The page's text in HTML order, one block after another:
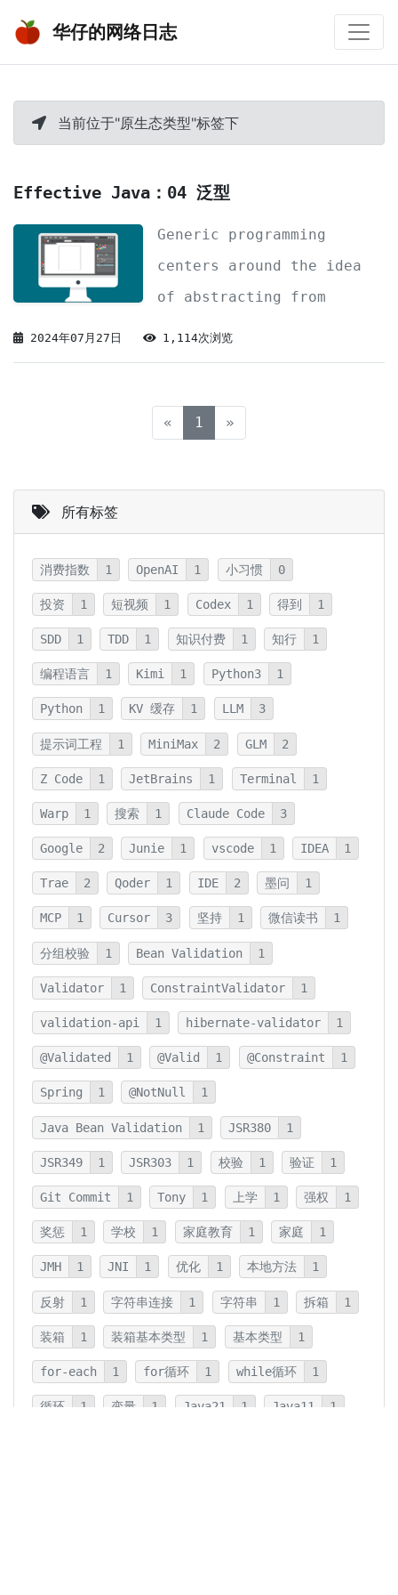
华仔的网络日志
当前位于"原生态类型"标签下
Effective Java：04 泛型
Generic programming
centers around the idea
of abstracting from
concrete, efficient
algorithms to obtain
can be combined with
2024年07月27日 1,114次浏览
« 1 (current)
»
所有标签
消费指数 1 OpenAI 1 小习惯 0
投资 1 短视频 1 Codex 1 得到 1
SDD 1 TDD 1 知识付费 1 知行 1
编程语言 1 Kimi 1 Python3 1
Python 1 KV 缓存 1 LLM 3
提示词工程 1 MiniMax 2 GLM 2
Z Code 1 JetBrains 1 Terminal 1
Warp 1 搜索 1 Claude Code 3
Google 2 Junie 1 vscode 1 IDEA 1
Trae 2 Qoder 1 IDE 2 墨问 1
MCP 1 Cursor 3 坚持 1 微信读书 1
分组校验 1 Bean Validation 1
Validator 1 ConstraintValidator 1
validation-api 1 hibernate-validator 1
@Validated 1 @Valid 1 @Constraint 1
Spring 1 @NotNull 1
Java Bean Validation 1 JSR380 1
JSR349 1 JSR303 1 校验 1 验证 1
Git Commit 1 Tony 1 上学 1 强权 1
奖惩 1 学校 1 家庭教育 1 家庭 1
JMH 1 JNI 1 优化 1 本地方法 1
反射 1 字符串连接 1 字符串 1 拆箱 1
装箱 1 装箱基本类型 1 基本类型 1
for-each 1 for循环 1 while循环 1
循环 1 变量 1 Java21 1 Java11 1